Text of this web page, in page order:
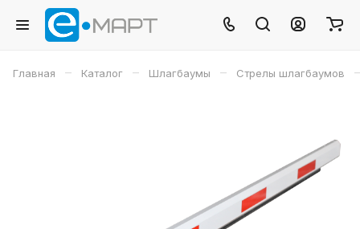
Главная – Каталог – Шлагбаумы – Стрелы шлагбаумов –